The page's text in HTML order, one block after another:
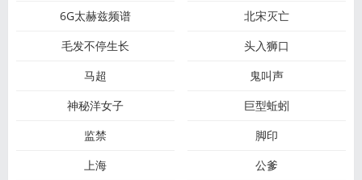
6G太赫兹频谱
北宋灭亡
毛发不停生长
头入狮口
马超
鬼叫声
神秘洋女子
巨型蚯蚓
监禁
脚印
上海
公爹